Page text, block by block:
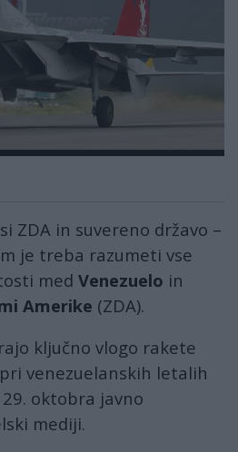
ZDA in suvereno državo –
je treba razumeti vse
med Venezuelo in
Amerike (ZDA).
ključno vlogo rakete
venezuelanskih letalih
oktobra javno
mediji.